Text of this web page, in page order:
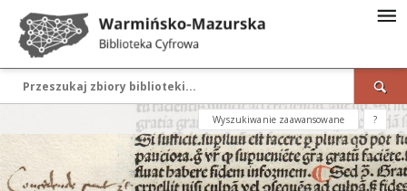
Wyszukiwanie zaawansowane ?